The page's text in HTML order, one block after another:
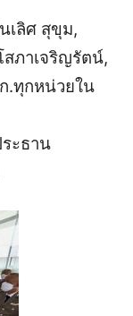
เลิศ สุขุม,
ภาเจริญรัตน์,
.ทุกหน่วยใน
ะธาน